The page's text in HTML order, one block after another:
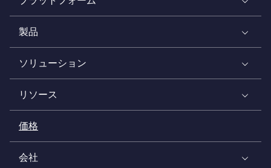
製品
ソリューション
リソース
価格
会社